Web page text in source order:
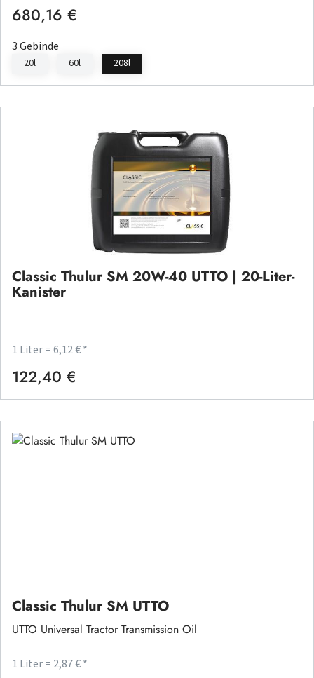
Regulärer Preis:
680,16 €
3 Gebinde
20l 60l 208l
Classic Thulur SM 20W-40 UTTO | 20-Liter-
Kanister
1 Liter = 6,12 € *
Regulärer Preis:
122,40 €
Classic Thulur SM UTTO
UTTO Universal Tractor Transmission Oil
1 Liter = 2,87 € *